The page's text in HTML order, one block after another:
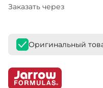
Заказать через
Оригинальный